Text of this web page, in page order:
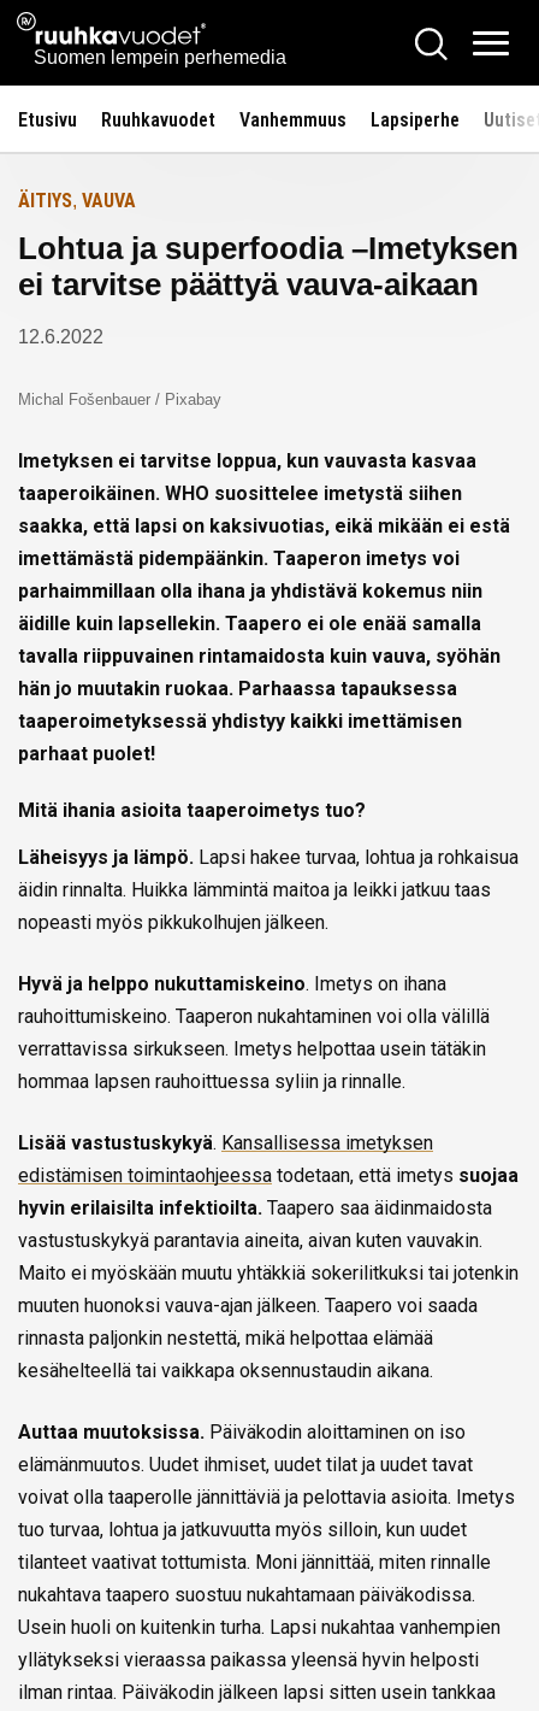
Siirry
sisältöön
Ruuhkavuodet.fi
Suomen lempein perhemedia
Hae
Etusivu Ruuhkavuodet Vanhemmuus Lapsiperhe
Etusivulle
ÄITIYS, VAUVA
Lohtua ja superfoodia –Imetyksen
ei tarvitse päättyä vauva-aikaan
12.6.2022
Michal Fošenbauer / Pixabay
Imetyksen ei tarvitse loppua, kun vauvasta kasvaa
taaperoikäinen. WHO suosittelee imetystä siihen
saakka, että lapsi on kaksivuotias, eikä mikään ei estä
imettämästä pidempäänkin. Taaperon imetys voi
parhaimmillaan olla ihana ja yhdistävä kokemus niin
äidille kuin lapsellekin. Taapero ei ole enää samalla
tavalla riippuvainen rintamaidosta kuin vauva, syöhän
hän jo muutakin ruokaa. Parhaassa tapauksessa
taaperoimetyksessä yhdistyy kaikki imettämisen
parhaat puolet!
Mitä ihania asioita taaperoimetys tuo?
Läheisyys ja lämpö. Lapsi hakee turvaa, lohtua ja rohkaisua
äidin rinnalta. Huikka lämmintä maitoa ja leikki jatkuu taas
nopeasti myös pikkukolhujen jälkeen.
Hyvä ja helppo nukuttamiskeino. Imetys on ihana
rauhoittumiskeino. Taaperon nukahtaminen voi olla välillä
verrattavissa sirkukseen. Imetys helpottaa usein tätäkin
hommaa lapsen rauhoittuessa syliin ja rinnalle.
Lisää vastustuskykyä. Kansallisessa imetyksen
edistämisen toimintaohjeessa todetaan, että imetys suojaa
hyvin erilaisilta infektioilta. Taapero saa äidinmaidosta
vastustuskykyä parantavia aineita, aivan kuten vauvakin.
Maito ei myöskään muutu yhtäkkiä sokerilitkuksi tai jotenkin
muuten huonoksi vauva-ajan jälkeen. Taapero voi saada
rinnasta paljonkin nestettä, mikä helpottaa elämää
kesähelteellä tai vaikkapa oksennustaudin aikana.
Auttaa muutoksissa. Päiväkodin aloittaminen on iso
elämänmuutos. Uudet ihmiset, uudet tilat ja uudet tavat
voivat olla taaperolle jännittäviä ja pelottavia asioita. Imetys
tuo turvaa, lohtua ja jatkuvuutta myös silloin, kun uudet
tilanteet vaativat tottumista. Moni jännittää, miten rinnalle
nukahtava taapero suostuu nukahtamaan päiväkodissa.
Usein huoli on kuitenkin turha. Lapsi nukahtaa vanhempien
yllätykseksi vieraassa paikassa yleensä hyvin helposti
ilman rintaa. Päiväkodin jälkeen lapsi sitten usein tankkaa